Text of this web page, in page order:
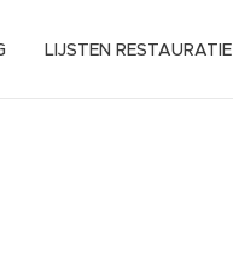
LIJSTEN RESTAURATIE